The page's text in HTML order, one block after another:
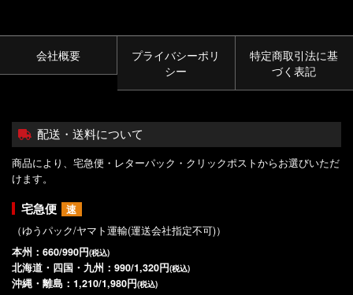
会社概要
プライバシーポリ
シー
特定商取引法に基
づく表記
配送・送料について
商品により、宅急便・レターパック・クリックポストからお選びいただ
けます。
宅急便
速
（ゆうパック/ヤマト運輸(運送会社指定不可)）
本州：660/990円(税込)
北海道・四国・九州：990/1,320円(税込)
沖縄・離島：1,210/1,980円(税込)